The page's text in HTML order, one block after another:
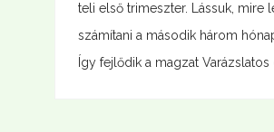
teli első trimeszter. Lássuk, mire
számítani a második három
Így fejlődik a magzat Varázslatos